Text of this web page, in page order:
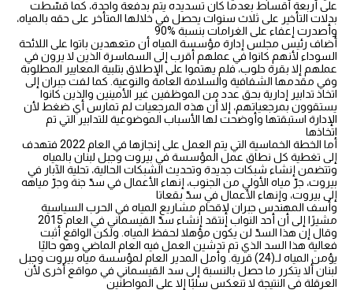
على أربعة أقساط بعدما كان تسديده يتم بدفعة واحدة، كما قسّطت
بدلات التأخير على ثلاث سنوات يحصل في خلالها المتأخر على حقه بالمياه،
وأصدرت إعفاء على الغرامات بنسبة %90
أضاف رئيس مجلس إدارة مؤسسة المياه أن متعهدين باتوا على اللائحة
السوداء لأنهم كانوا في عملهم أقرب إلى السماسرة الذين لا يرون في
عملهم إلا بقرة حلوب، فلم يهتموا على الإطلاق بتلبية المعايير المطلوبة
وفي مقدمها الشفافية والسلامة العامة والنوعية. كما لفت جبران إلى
اتخاذ تدابير إدارية بحق عدد من الموظفين غير الأمينين والذين كانوا
يستقوون بمرجعياتهم، إلا أن هذه المرجعيات لم تمارس أي ضغط لأن
الإدارة استبقتها وأوضحت لها الأسباب الموضوعية للتدابير التي تم
اتخاذها
أما الخطة الخماسية التي يتم العمل على إنجازها في العام 2022 فتهدف
إلى تغطية كل نطاق عمل المؤسسة في بيروت وجبل لبنان بالمياه
وتتضمن إنشاء شبكات جديدة وتحديث الشبكات الحالية، تحلية الآبار في
بيروت، جرّ مياه الأولي من الجنوب، إنهاء الأعمال في سدّ جنة وجرّ مياهه
إلى بيروت، وإنهاء الأعمال في سدّ بقعاتا
وأسف المهندس جبران لإقحام مشاريع المياه في الحرب السياسية
مشيرًا إلى أن أحد النواب إنتقد إنشاء سدّ القيسماني في العام 2015
وقال إن هذا السدّ لن يكون مؤهلا لحفظ المياه. ولكن الواقع أثبت
فعالية هذا السد الذي تم تدشين العمل فيه العام الماضي وهو حاليًا
يؤمن المياه لـ(24) قرية. وأمل المدير العام لمؤسسة مياه بيروت وجبل
لبنان ألا يتكرر ما حصل بالنسبة إلى سد القيسماني في مواقع أخرى لأن
العرقلة في النتيجة لا تنعكس سلبًا إلا على المواطنين